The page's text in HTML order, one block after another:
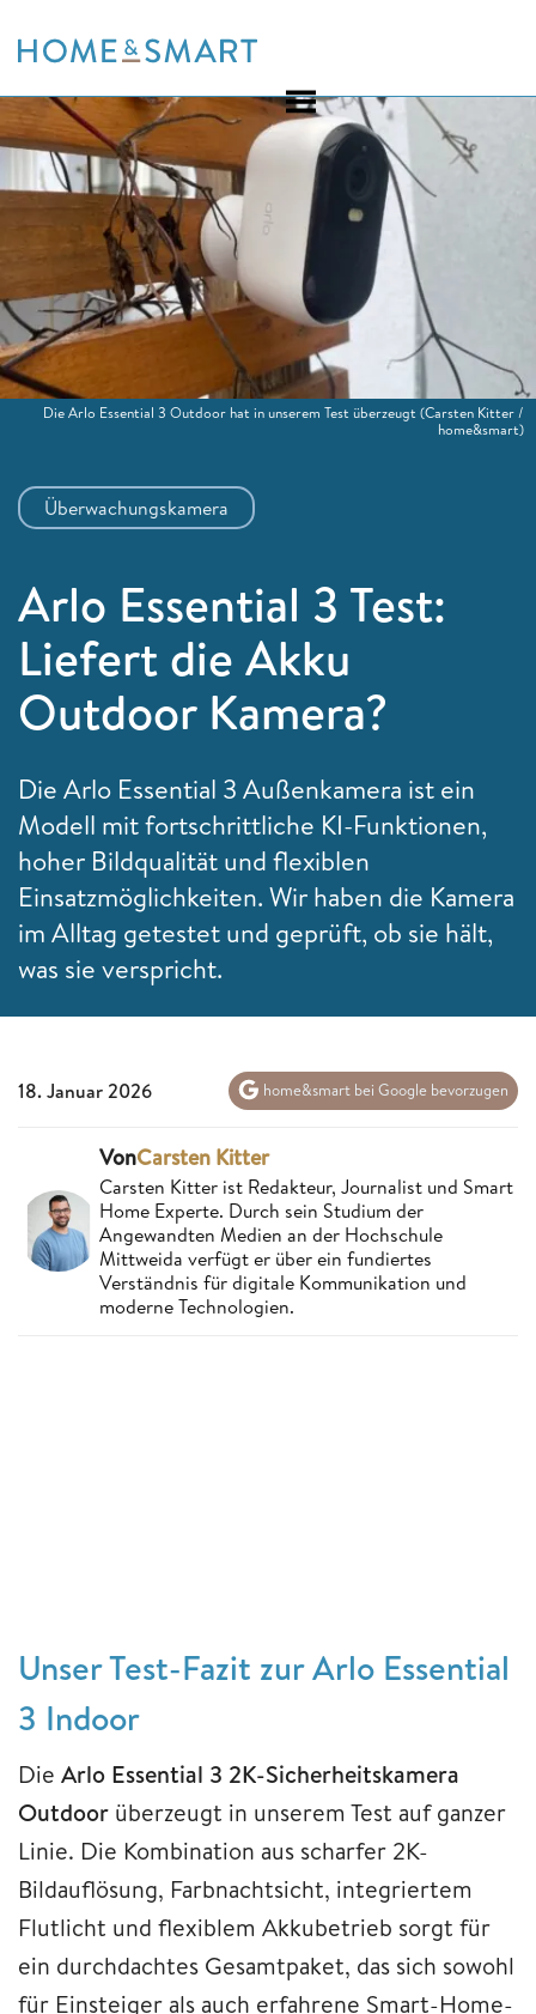
to
Überwachungskamera
Arlo Essential 3 Test:
Liefert die Akku
Outdoor Kamera?
Die Arlo Essential 3 Außenkamera ist ein
Modell mit fortschrittliche KI-Funktionen,
hoher Bildqualität und flexiblen
Einsatzmöglichkeiten. Wir haben die Kamera
im Alltag getestet und geprüft, ob sie hält,
was sie verspricht.
Die Arlo Essential 3 Outdoor hat in unserem Test überzeugt (Carsten Kitter /
home&smart)
18. Januar 2026 home&smart bei Google bevorzugen
VonCarsten Kitter
Carsten Kitter ist Redakteur, Journalist und Smart
Home Experte. Durch sein Studium der
Angewandten Medien an der Hochschule
Mittweida verfügt er über ein fundiertes
Verständnis für digitale Kommunikation und
moderne Technologien.
Unser Test-Fazit zur Arlo Essential
3 Indoor
Die Arlo Essential 3 2K-Sicherheitskamera
Outdoor überzeugt in unserem Test auf ganzer
Linie. Die Kombination aus scharfer 2K-
Bildauflösung, Farbnachtsicht, integriertem
Flutlicht und flexiblem Akkubetrieb sorgt für
ein durchdachtes Gesamtpaket, das sich sowohl
für Einsteiger als auch erfahrene Smart-Home-